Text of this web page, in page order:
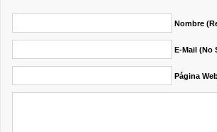
Nombre
E-Mail (no
Página